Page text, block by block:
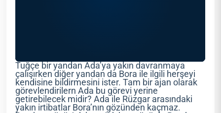
Tuğçe bir yandan Ada’ya yakın davranmaya
çalışırken diğer yandan da Bora ile ilgili herşeyi
kendisine bildirmesini ister. Tam bir ajan olarak
görevlendirilern Ada bu görevi yerine
getirebilecek midir? Ada ile Rüzgar arasındaki
yakın irtibatlar Bora’nın gözünden kaçmaz.